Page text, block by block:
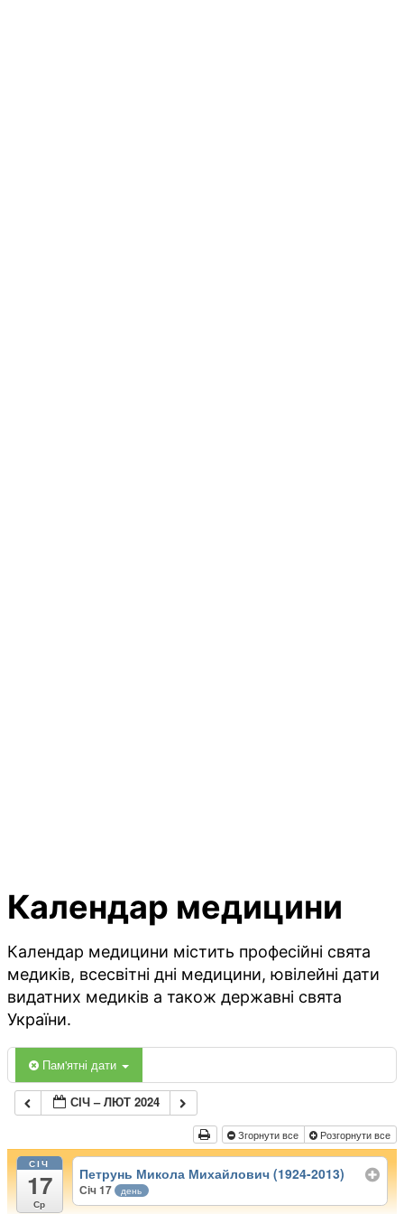
Календар медицини
Календар медицини містить професійні свята
медиків, всесвітні дні медицини, ювілейні дати
видатних медиків а також державні свята
України.
Пам'ятні дати
СІЧ – ЛЮТ 2024
Згорнути все Розгорнути все
СІЧ
17
Ср
Петрунь Микола Михайлович (1924-2013)
Січ 17 день